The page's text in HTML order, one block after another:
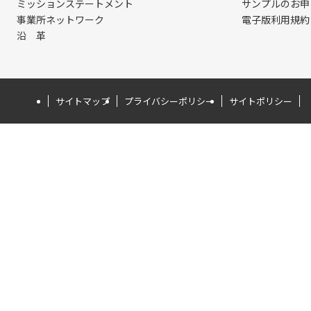
ミッションステートメント
事業所ネットワーク
沿 革
サンプルのお
電子版利用規約
サイトマップ プライバシーポリシー サイトポリシー